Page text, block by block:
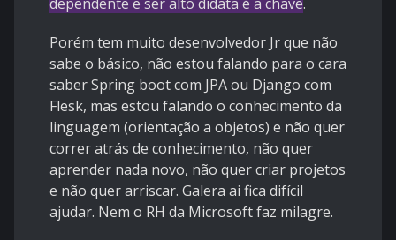
Porém tem muito desenvolvedor Jr que não
sabe o básico, não estou falando para o cara
saber Spring boot com JPA ou Django com
Flesk, mas estou falando o conhecimento da
linguagem (orientação a objetos) e não quer
correr atrás de conhecimento, não quer
aprender nada novo, não quer criar projetos
e não quer arriscar. Galera ai fica difícil
ajudar. Nem o RH da Microsoft faz milagre.